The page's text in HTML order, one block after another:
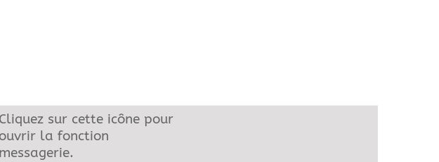
Cliquez sur cette icône pour
ouvrir la fonction
messagerie.